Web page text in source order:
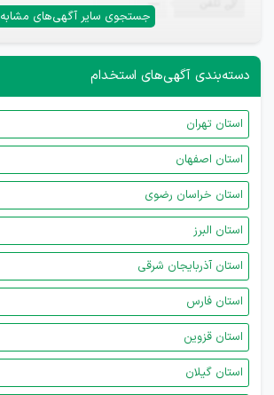
جستجوی سایر آگهی‌های مشابه
—
دسته‌بندی آگهی‌های استخدام
استان تهران
استان اصفهان
استان خراسان رضوی
استان البرز
استان آذربایجان شرقی
استان فارس
استان قزوین
استان گیلان